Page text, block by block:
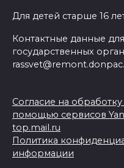
Для детей старше 16
Контактные данные
государственных
Согласие на
помощью сервисов
top.mail.ru
Политика
информации